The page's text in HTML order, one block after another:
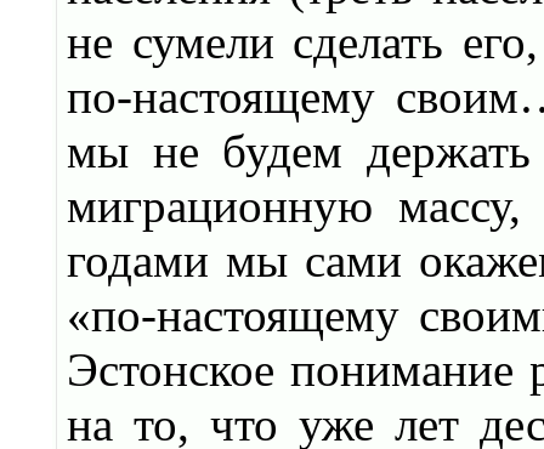
не сумели сделать
по-настоящему
мы не будем держать
миграционную
годами мы сами
«по-настоящему
Эстонское понимание
на то, что уже лет